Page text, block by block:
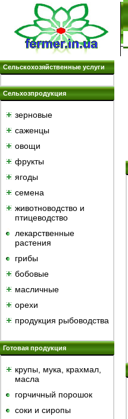
Сельскохозяйственные услуги
Сельхозпродукция
зерновые
саженцы
овощи
фрукты
ягоды
семена
животноводство и
птицеводство
лекарственные
растения
грибы
бобовые
масличные
орехи
продукция рыбоводства
Готовая продукция
крупы, мука, крахмал,
масла
горчичный порошок
cоки и сиропы